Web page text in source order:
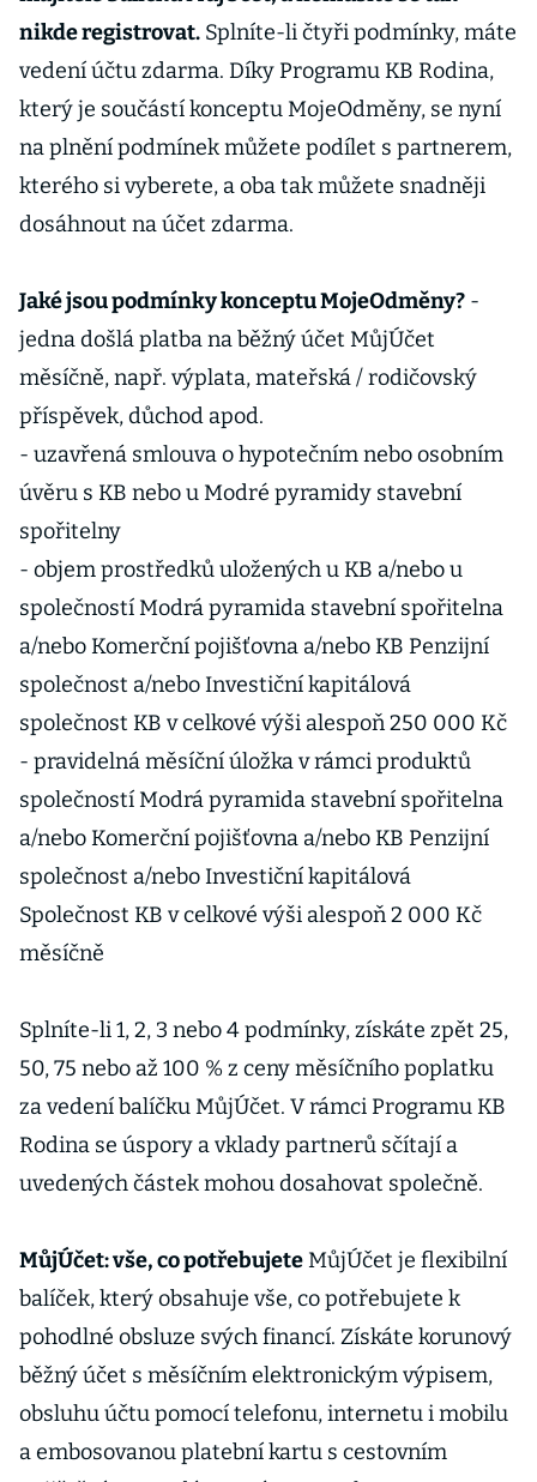
nikde registrovat. Splníte-li čtyři podmínky, máte
vedení účtu zdarma. Díky Programu KB Rodina,
který je součástí konceptu MojeOdměny, se nyní
na plnění podmínek můžete podílet s partnerem,
kterého si vyberete, a oba tak můžete snadněji
dosáhnout na účet zdarma.
Jaké jsou podmínky konceptu MojeOdměny? -
jedna došlá platba na běžný účet MůjÚčet
měsíčně, např. výplata, mateřská / rodičovský
příspěvek, důchod apod.
- uzavřená smlouva o hypotečním nebo osobním
úvěru s KB nebo u Modré pyramidy stavební
spořitelny
- objem prostředků uložených u KB a/nebo u
společností Modrá pyramida stavební spořitelna
a/nebo Komerční pojišťovna a/nebo KB Penzijní
společnost a/nebo Investiční kapitálová
společnost KB v celkové výši alespoň 250 000 Kč
- pravidelná měsíční úložka v rámci produktů
společností Modrá pyramida stavební spořitelna
a/nebo Komerční pojišťovna a/nebo KB Penzijní
společnost a/nebo Investiční kapitálová
Společnost KB v celkové výši alespoň 2 000 Kč
měsíčně
Splníte-li 1, 2, 3 nebo 4 podmínky, získáte zpět 25,
50, 75 nebo až 100 % z ceny měsíčního poplatku
za vedení balíčku MůjÚčet. V rámci Programu KB
Rodina se úspory a vklady partnerů sčítají a
uvedených částek mohou dosahovat společně.
MůjÚčet: vše, co potřebujeteMůjÚčet je flexibilní
balíček, který obsahuje vše, co potřebujete k
pohodlné obsluze svých financí. Získáte korunový
běžný účet s měsíčním elektronickým výpisem,
obsluhu účtu pomocí telefonu, internetu i mobilu
a embosovanou platební kartu s cestovním